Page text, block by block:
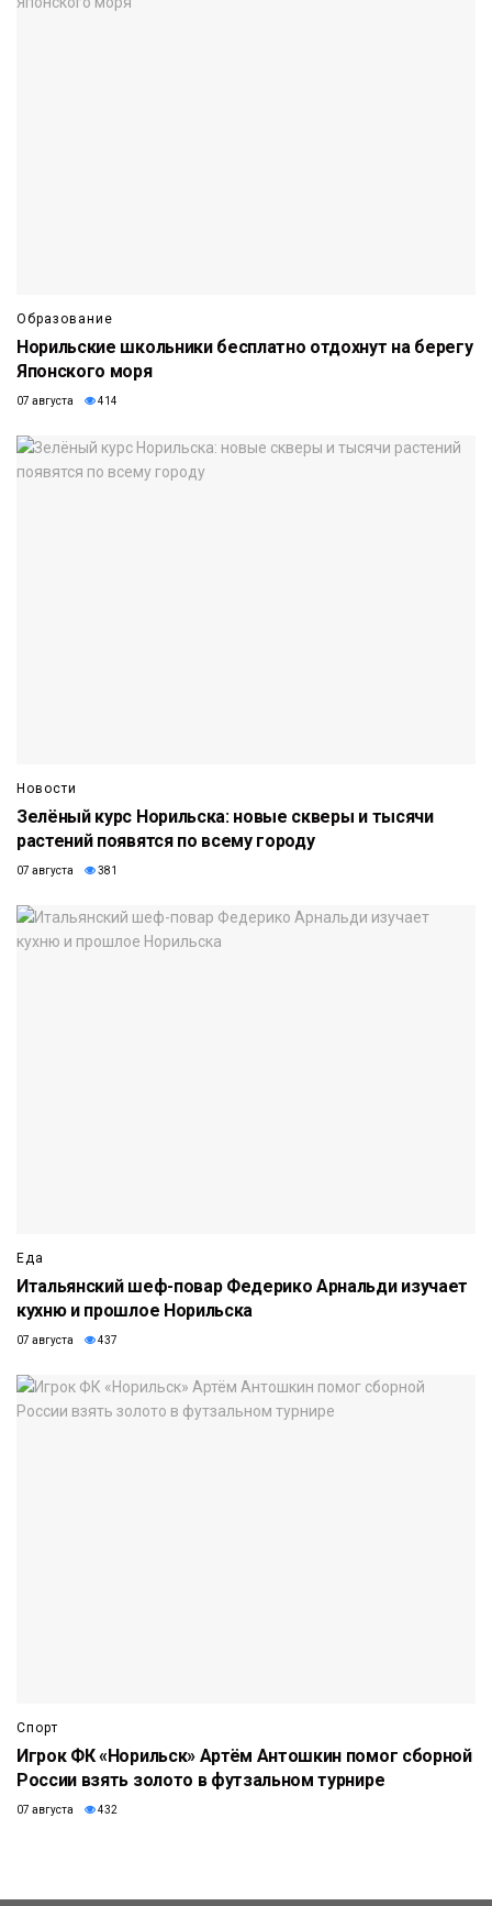
Образование
Норильские школьники бесплатно отдохнут на берегу
Японского моря
07 августа 414
Новости
Зелёный курс Норильска: новые скверы и тысячи
растений появятся по всему городу
07 августа 381
Еда
Итальянский шеф-повар Федерико Арнальди изучает
кухню и прошлое Норильска
07 августа 437
Спорт
Игрок ФК «Норильск» Артём Антошкин помог сборной
России взять золото в футзальном турнире
07 августа 432